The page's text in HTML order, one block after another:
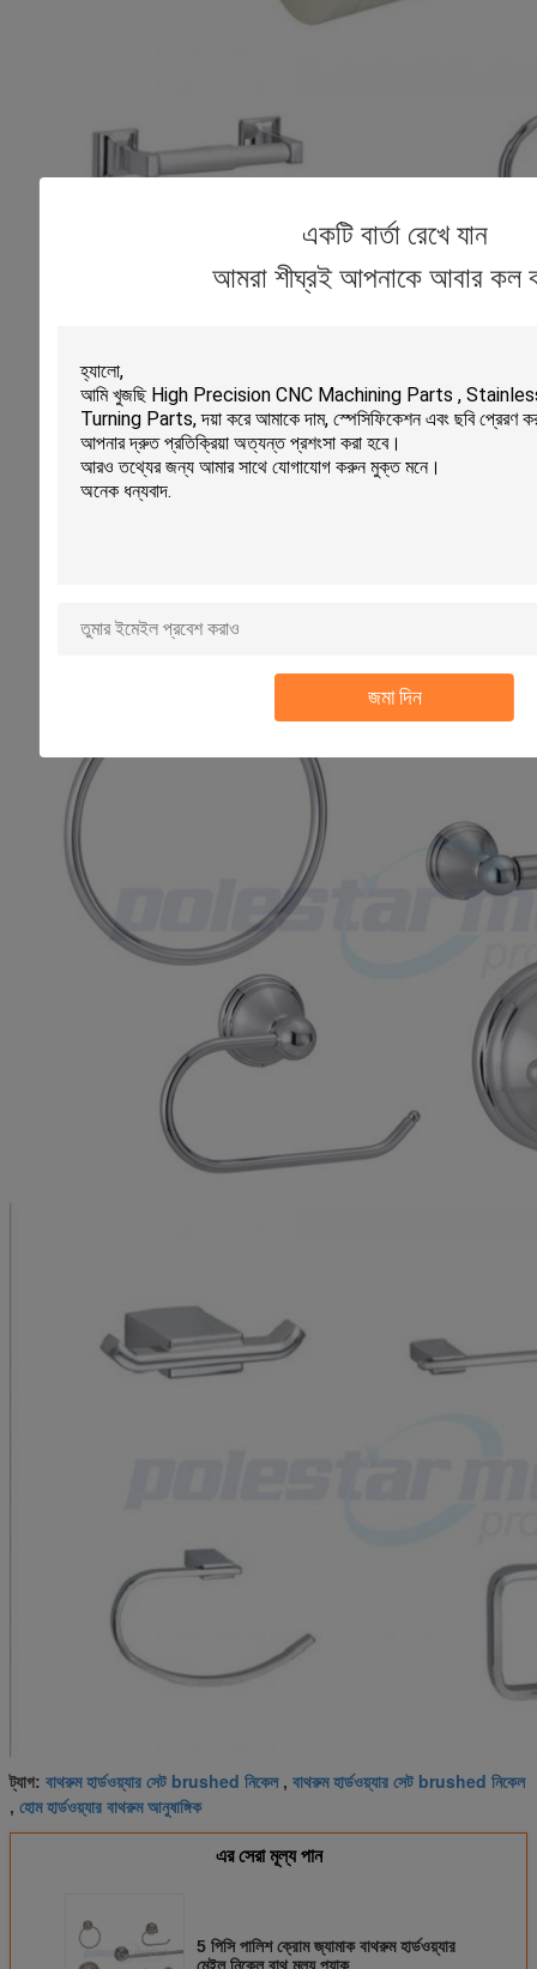
একটি বার্তা রেখে যান
আমরা শীঘ্রই আপনাকে আবার কল
জমা দিন
ট্যাগ: বাথরুম হার্ডওয়্যার সেট brushed নিকেল, বাথরুম হার্ডওয়্যার সেট brushed নিকেল
, হোম হার্ডওয়্যার বাথরুম আনুষাঙ্গিক
এর সেরা মূল্য পান
5 পিসি পালিশ ক্রোম জ্যামাক বাথরুম হার্ডওয়্যার